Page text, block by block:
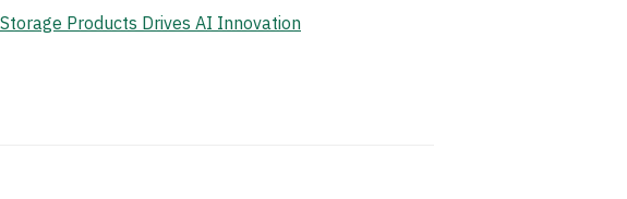
Products Drives AI Innovation